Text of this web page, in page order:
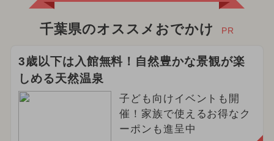
千葉県のオススメおでかけ PR
3歳以下は入館無料！自然豊かな景観が楽
しめる天然温泉
子ども向けイベントも開
催！家族で使えるお得なク
ーポンも進呈中